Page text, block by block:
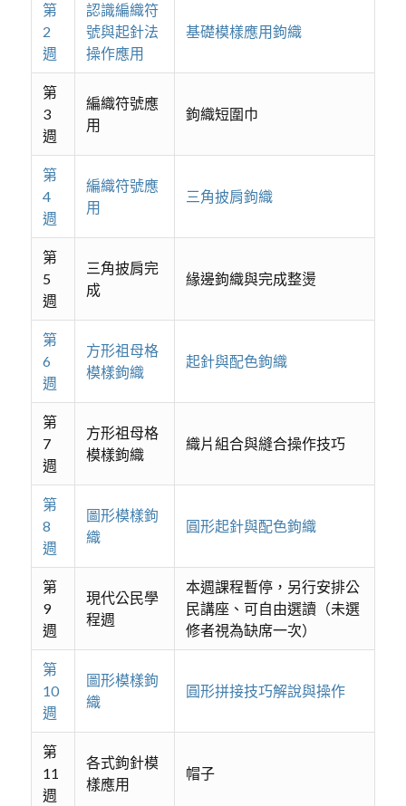
第
2
週
認識編織符
號與起針法
操作應用
基礎模樣應用鉤織
第
3
週
編織符號應
用
鉤織短圍巾
第
4
週
編織符號應
用
三角披肩鉤織
第
5
週
三角披肩完
成
緣邊鉤織與完成整燙
第
6
週
方形祖母格
模樣鉤織
起針與配色鉤織
第
7
週
方形祖母格
模樣鉤織
織片組合與縫合操作技巧
第
8
週
圖形模樣鉤
織
圓形起針與配色鉤織
第
9
週
現代公民學
程週
本週課程暫停，另行安排公
民講座、可自由選讀（未選
修者視為缺席一次）
第
10
週
圖形模樣鉤
織
圓形拼接技巧解說與操作
第
11
週
各式鉤針模
樣應用
帽子